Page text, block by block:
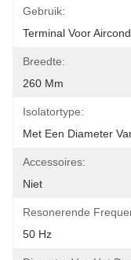
Gebruik:
Terminal Voor
Breedte:
260 Mm
Isolatortype:
Met Een Diameter
Accessoires:
Niet
Resonerende
50 Hz